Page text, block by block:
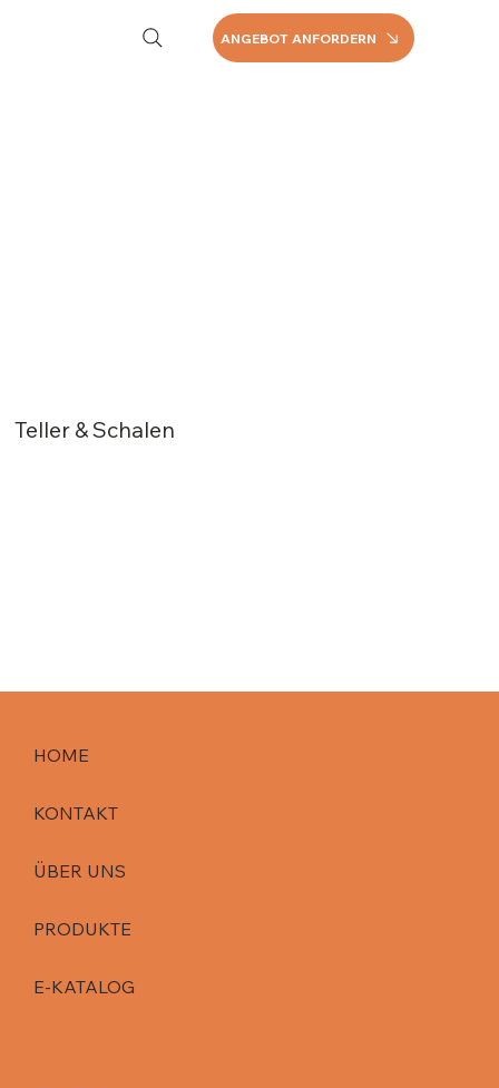
ANGEBOT ANFORDERN
Teller & Schalen
HOME
KONTAKT
ÜBER UNS
PRODUKTE
E-KATALOG